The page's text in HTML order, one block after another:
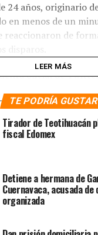
24 años, originario
en menos de un
reaccionaron de
oficial de
decena de
16 a hospitales de la
también
hospitalizados».
con el último
el ayuntamiento de
se encuentran
hospitales de la
LEER MÁS
TE PODRÍA GUSTAR
Tirador de Teotihuacán
fiscal Edomex
Detiene a hermana de
Cuernavaca, acusada
organizada